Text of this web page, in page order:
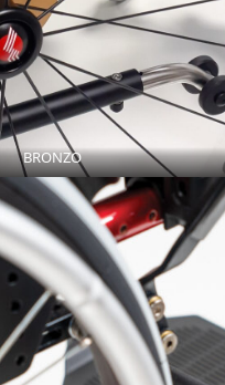
BRONZO